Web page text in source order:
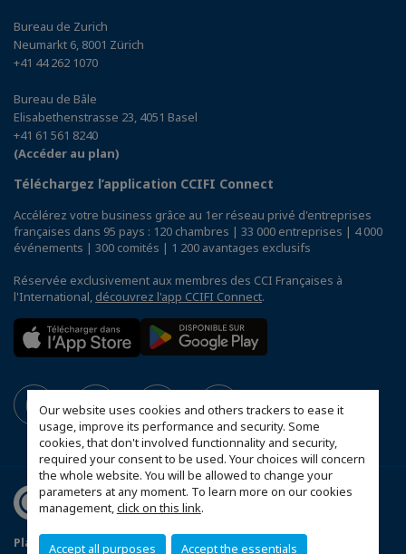
Our website uses cookies and others trackers to ease it
usage, improve its performance and security. Some
cookies, that don't involved functionnality and security,
required your consent to be used. Your choices will concern
the whole website. You will be allowed to change your
parameters at any moment. To learn more on our cookies
management,click on this link.
Accept all purposes Accept the essentials
Bureau de Zurich
Neumarkt 6, 8001 Zürich
+41 44 262 1070
Bureau de Bâle
Elisabethenstrasse 23, 4051 Basel
+41 61 561 8240
(Accéder au plan)
Téléchargez l’application CCIFI Connect
Accélérez votre business grâce au 1er réseau privé d'entreprises
françaises dans 95 pays : 120 chambres | 33 000 entreprises | 4 000
événements | 300 comités | 1 200 avantages exclusifs
Réservée exclusivement aux membres des CCI Françaises à
l'International, découvrez l'app CCIFI Connect.
Plan d'accès Genève Mentions légales